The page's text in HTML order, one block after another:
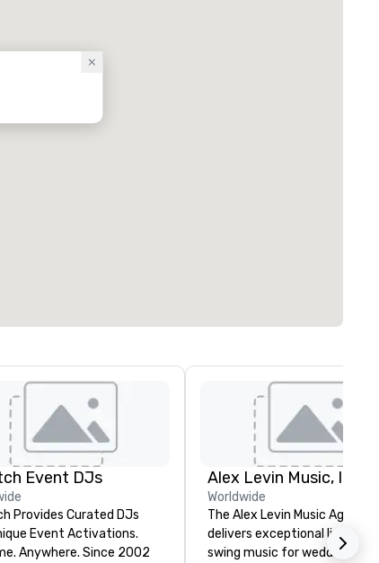
Event DJs
Provides Curated DJs
Event Activations.
Since 2002
Alex Levin Music, Inc
Worldwide
The Alex Levin Music Agency
delivers exceptional live jazz
swing music for weddings,